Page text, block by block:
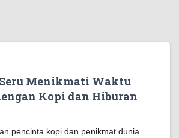
Menikmati Waktu
Kopi dan Hiburan
pencinta kopi dan penikmat dunia